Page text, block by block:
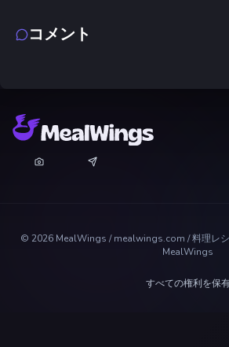
コメント
© 2026 MealWings / mealwings.com /料理レ
MealWings
すべての権利を保